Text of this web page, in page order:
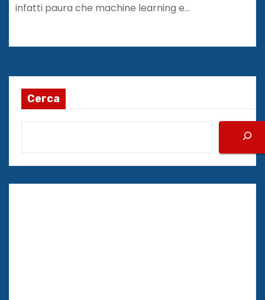
infatti paura che machine learning e…
Cerca